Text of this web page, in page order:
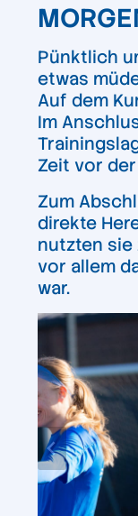
Pünktlich
etwas
Auf dem
Im
Zeit vor
Zum
direkte
nutzten sie
vor allem
war.